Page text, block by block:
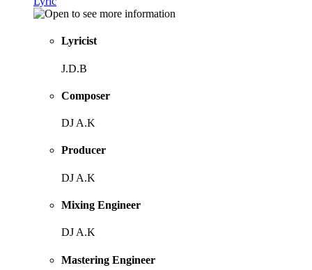
Lyricist
J.D.B
Composer
DJ A.K
Producer
DJ A.K
Mixing Engineer
DJ A.K
Mastering Engineer